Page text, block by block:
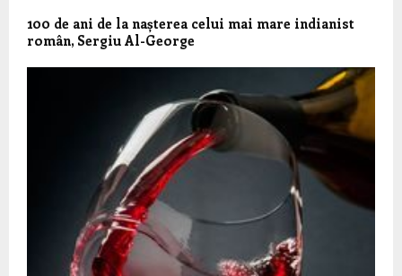
100 de ani de la nașterea celui mai mare indianist
român, Sergiu Al-George